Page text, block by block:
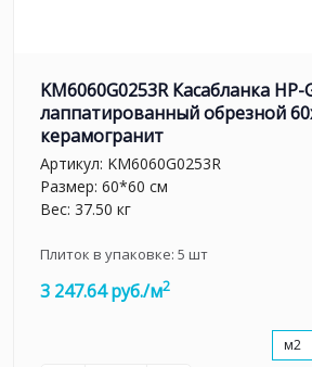
KM6060G0253R Касабланка
лаппатированный обрезной
керамогранит
Артикул: KM6060G0253R
Размер: 60*60 см
Вес: 37.50 кг
Плиток в упаковке: 5 шт
3 247.64 руб./м2
м2